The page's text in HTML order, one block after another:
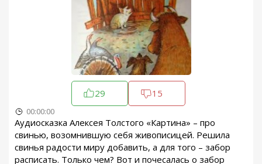
29 15
00:00:00
Аудиосказка Алексея Толстого «Картина» – про
свинью, возомнившую себя живописицей. Решила
свинья радости миру добавить, а для того – забор
расписать. Только чем? Вот и почесалась о забор